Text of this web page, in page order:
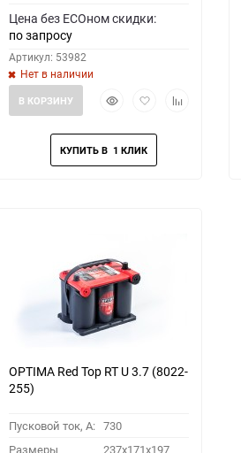
Цена без ECOном скидки:
по запросу
Артикул: 53982
Нет в наличии
БыстрыйДобавить
избранное
Добавить
В КОРЗИНУ
OPTIMA Red Top RT U 3.7 (8022-
255)
Пусковой ток, A: 730